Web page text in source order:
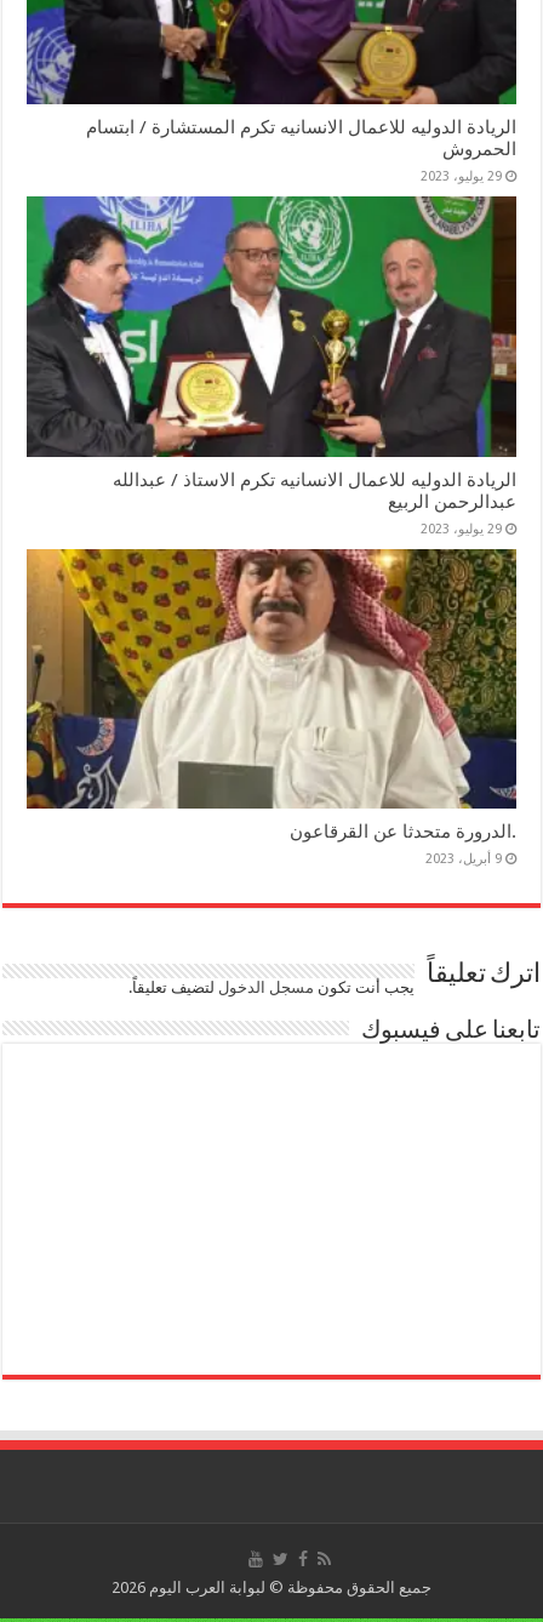
الريادة الدوليه للاعمال الانسانيه تكرم المستشارة / ابتسام
الحمروش
29 يوليو، 2023
الريادة الدوليه للاعمال الانسانيه تكرم الاستاذ / عبدالله
عبدالرحمن الربيع
29 يوليو، 2023
.الدرورة متحدثا عن القرقاعون
9 أبريل، 2023
اترك تعليقاً يجب أنت تكون مسجل الدخوللتضيف تعليقاً.
تابعنا على فيسبوك
جميع الحقوق محفوظة © لبوابة العرب اليوم 2026